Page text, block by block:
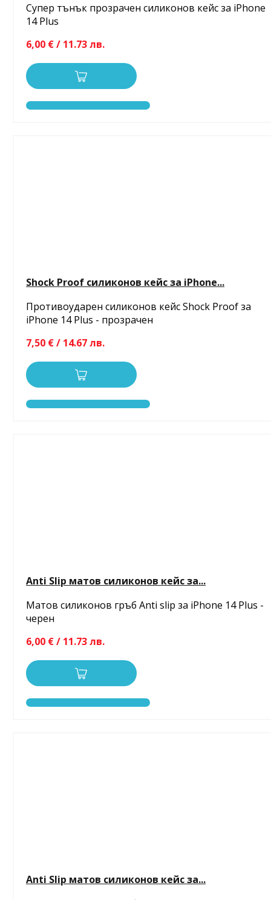
Супер тънък прозрачен силиконов кейс за iPhone
14 Plus
6,00 € / 11.73 лв.
Shock Proof силиконов кейс за iPhone...
Противоударен силиконов кейс Shock Proof за
iPhone 14 Plus - прозрачен
7,50 € / 14.67 лв.
Anti Slip матов силиконов кейс за...
Матов силиконов гръб Anti slip за iPhone 14 Plus -
черен
6,00 € / 11.73 лв.
Anti Slip матов силиконов кейс за...